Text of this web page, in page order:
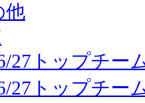
リティ
援
ェクト
他
27トップチー
27トップチー